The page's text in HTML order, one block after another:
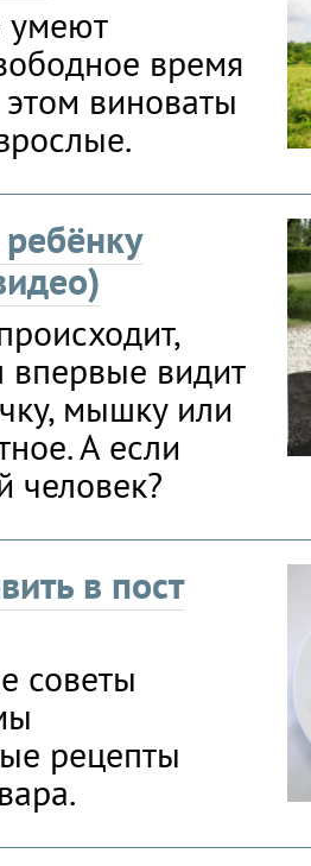
умеют
время
виноваты
видит
мышку или
А если
человек?
в пост
советы
рецепты